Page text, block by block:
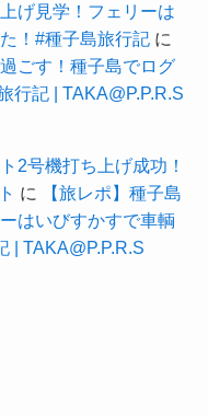
げ見学！フェリーは
！#種子島旅行記に
ごす！種子島でログ
行記 | TAKA@P.P.R.S
2号機打ち上げ成功！
に
【旅レポ】種子島
はいびすかすで車輌
| TAKA@P.P.R.S